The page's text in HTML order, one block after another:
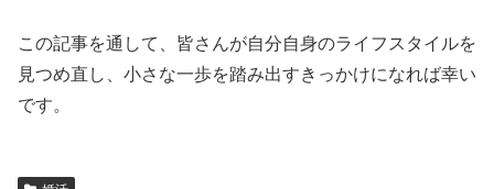
この記事を通して、皆さんが自分自身のライフスタイルを
見つめ直し、小さな一歩を踏み出すきっかけになれば幸い
です。